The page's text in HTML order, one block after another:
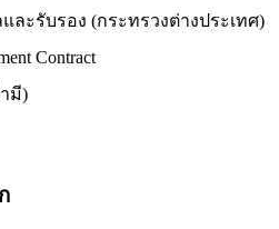
ละรับรอง (กระทรวงต่างประเทศ)
Contract
ามี)